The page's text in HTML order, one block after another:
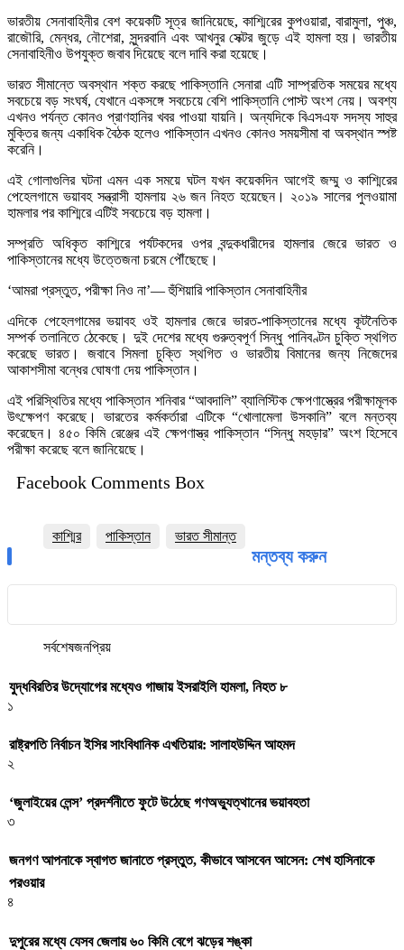
ভারতীয় সেনাবাহিনীর বেশ কয়েকটি সূত্র জানিয়েছে, কাশ্মিরের কুপওয়ারা, বারামুলা, পুঞ্চ,
রাজৌরি, মেন্ধর, নৌশেরা, সুন্দরবানি এবং আখনুর সেক্টর জুড়ে এই হামলা হয়। ভারতীয়
সেনাবাহিনীও উপযুক্ত জবাব দিয়েছে বলে দাবি করা হয়েছে।
ভারত সীমান্তে অবস্থান শক্ত করছে পাকিস্তানি সেনারা এটি সাম্প্রতিক সময়ের মধ্যে
সবচেয়ে বড় সংঘর্ষ, যেখানে একসঙ্গে সবচেয়ে বেশি পাকিস্তানি পোস্ট অংশ নেয়। অবশ্য
এখনও পর্যন্ত কোনও প্রাণহানির খবর পাওয়া যায়নি। অন্যদিকে বিএসএফ সদস্য সাহুর
মুক্তির জন্য একাধিক বৈঠক হলেও পাকিস্তান এখনও কোনও সময়সীমা বা অবস্থান স্পষ্ট
করেনি।
এই গোলাগুলির ঘটনা এমন এক সময়ে ঘটল যখন কয়েকদিন আগেই জম্মু ও কাশ্মিরের
পেহেলগামে ভয়াবহ সন্ত্রাসী হামলায় ২৬ জন নিহত হয়েছেন। ২০১৯ সালের পুলওয়ামা
হামলার পর কাশ্মিরে এটিই সবচেয়ে বড় হামলা।
সম্প্রতি অধিকৃত কাশ্মিরে পর্যটকদের ওপর বন্দুকধারীদের হামলার জেরে ভারত ও
পাকিস্তানের মধ্যে উত্তেজনা চরমে পৌঁছেছে।
‘আমরা প্রস্তুত, পরীক্ষা নিও না’— হুঁশিয়ারি পাকিস্তান সেনাবাহিনীর
এদিকে পেহেলগামের ভয়াবহ ওই হামলার জেরে ভারত-পাকিস্তানের মধ্যে কূটনৈতিক
সম্পর্ক তলানিতে ঠেকেছে। দুই দেশের মধ্যে গুরুত্বপূর্ণ সিন্ধু পানিবণ্টন চুক্তি স্থগিত
করেছে ভারত। জবাবে সিমলা চুক্তি স্থগিত ও ভারতীয় বিমানের জন্য নিজেদের
আকাশসীমা বন্ধের ঘোষণা দেয় পাকিস্তান।
এই পরিস্থিতির মধ্যে পাকিস্তান শনিবার “আবদালি” ব্যালিস্টিক ক্ষেপণাস্ত্রের পরীক্ষামূলক
উৎক্ষেপণ করেছে। ভারতের কর্মকর্তারা এটিকে “খোলামেলা উসকানি” বলে মন্তব্য
করেছেন। ৪৫০ কিমি রেঞ্জের এই ক্ষেপণাস্ত্র পাকিস্তান “সিন্ধু মহড়ার” অংশ হিসেবে
পরীক্ষা করেছে বলে জানিয়েছে।
Facebook Comments Box
কাশ্মির পাকিস্তান ভারত সীমান্ত
মন্তব্য করুন
সর্বশেষজনপ্রিয়
যুদ্ধবিরতির উদ্যোগের মধ্যেও গাজায় ইসরাইলি হামলা, নিহত ৮
১
রাষ্ট্রপতি নির্বাচন ইসির সাংবিধানিক এখতিয়ার: সালাহউদ্দিন আহমদ
২
‘জুলাইয়ের লেন্স’ প্রদর্শনীতে ফুটে উঠেছে গণঅভ্যুত্থানের ভয়াবহতা
৩
জনগণ আপনাকে স্বাগত জানাতে প্রস্তুত, কীভাবে আসবেন আসেন: শেখ হাসিনাকে
পরওয়ার
৪
দুপুরের মধ্যে যেসব জেলায় ৬০ কিমি বেগে ঝড়ের শঙ্কা